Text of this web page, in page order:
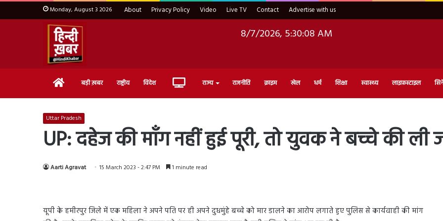
Monday, August 3 2026 About Privacy Policy Video Live TV Contact Advertise with us
8/7/2026, 5:30:09 AM
Home बड़ी ख़बर राष्ट्रीय विदेश Live राज्य राजनीति क्राइम खेल धर्म शिक्षा स्वास्थ्य लाइफ़स्टाइल
Uttar Pradesh
UP: दहेज की माँग नहीं हुई पूरी, तो युवक ने बच्चे की ली
Aarti Agravat 15 March 2023 - 2:47 PM 1 minute read
यूपी के हमीरपुर जिले में एक महिला ने अपने पति पर ही अपने दुधमुंहे बच्चे को मार डालने का आरोप लगाते हुए पुलिस से कार्यवाही की मांग